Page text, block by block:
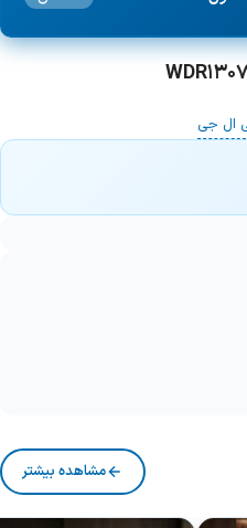
ال جی
مشاهده بیشتر